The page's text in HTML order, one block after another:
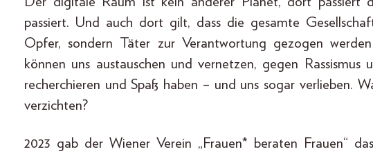
passiert. Und auch dort gilt, dass die gesamte
Opfer, sondern Täter zur Verantwortung gezogen
können uns austauschen und vernetzen, gegen
recherchieren und Spaß haben – und uns sogar verlieben.
verzichten?
2023 gab der Wiener Verein „Frauen* beraten Frauen“